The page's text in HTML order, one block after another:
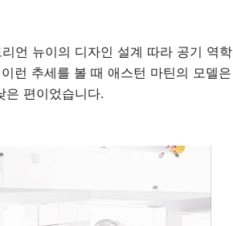
언 뉴이의 디자인 설계 따라 공기 역학
런 추세를 볼 때 애스턴 마틴의 모델은
은 편이었습니다.